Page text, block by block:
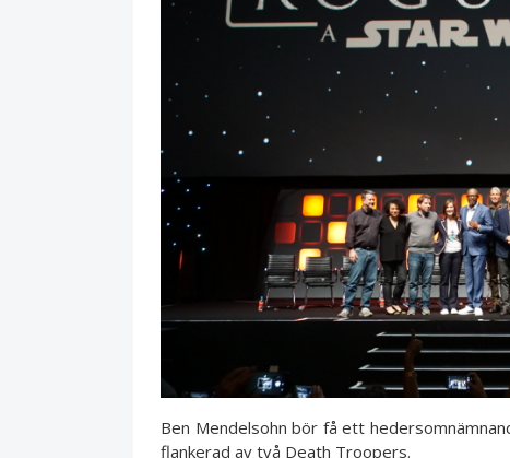
Ben Mendelsohn bör få ett
flankerad av två Death Troopers.